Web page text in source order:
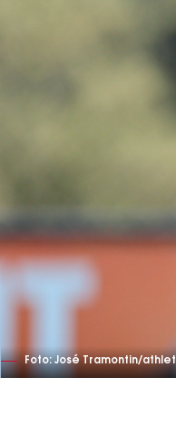
Foto: José Tramontin/